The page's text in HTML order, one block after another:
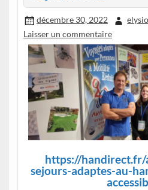
décembre 30, 2022
Laisser un commentaire
https://handirect.fr/
sejours-adaptes-au-